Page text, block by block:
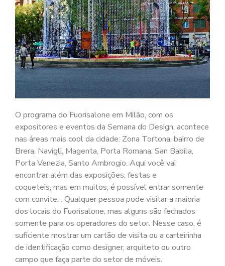
O programa do Fuorisalone em Milão, com os
expositores e eventos da Semana do Design, acontece
nas áreas mais cool da cidade: Zona Tortona, bairro de
Brera, Navigli, Magenta, Porta Romana, San Babila,
Porta Venezia, Santo Ambrogio. Aqui você vai
encontrar além das exposições, festas e
coqueteis, mas em muitos, é possível entrar somente
com convite. . Qualquer pessoa pode visitar a maioria
dos locais do Fuorisalone, mas alguns são fechados
somente para os operadores do setor. Nesse caso, é
suficiente mostrar um cartão de visita ou a carteirinha
de identificação como designer, arquiteto ou outro
campo que faça parte do setor de móveis.